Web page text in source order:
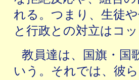
れる。つまり、生徒
と行政との対立はコ
教員達は、国旗・国
いう。それでは、彼